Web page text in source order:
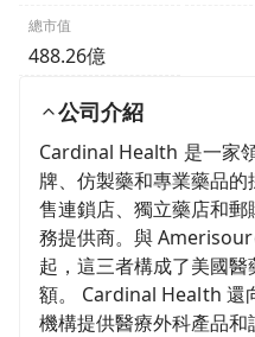
總市值
488.26億
公司介紹
Cardinal Health 是一家
牌、仿製藥和專業藥品
售連鎖店、獨立藥店和
務提供商。與
起，這三者構成了美國
額。 Cardinal Health 還
機構提供醫療外科產品和